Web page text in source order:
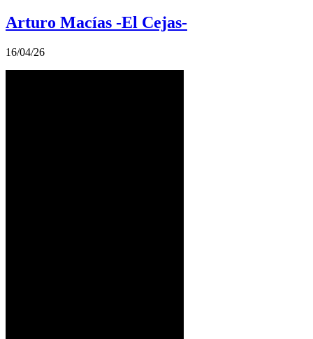
Arturo Macías -El Cejas-
16/04/26